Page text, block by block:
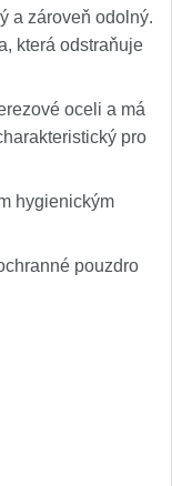
a zároveň odolný.
která odstraňuje
oceli a má
pro
hygienickým
pouzdro